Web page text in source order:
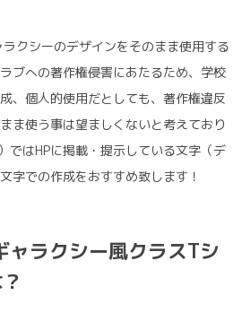
クシーのデザインをそのまま使用する
ブへの著作権侵害にあたるため、学校
、個人的使用だとしても、著作権違反
ま使う事は望ましくないと考えており
ではHPに掲載・提示している文字（デ
字での作成をおすすめ致します！
ャラクシー風クラスTシ